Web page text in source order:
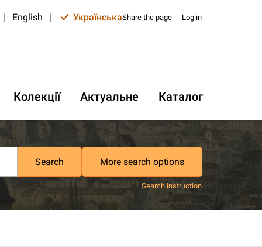
| English | УкраїнськаShare the page Log in
Колекції Актуальне Каталог
Search More search options
Search instruction